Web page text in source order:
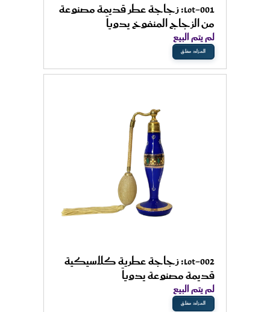
Lot-001: زجاجة عطر قديمة مصنوعة
من الزجاج المنفوخ يدوياً
لم يتم البيع
المزاد مغلق
Lot-002: زجاجة عطرية كلاسيكية
قديمة مصنوعة يدوياً
لم يتم البيع
المزاد مغلق